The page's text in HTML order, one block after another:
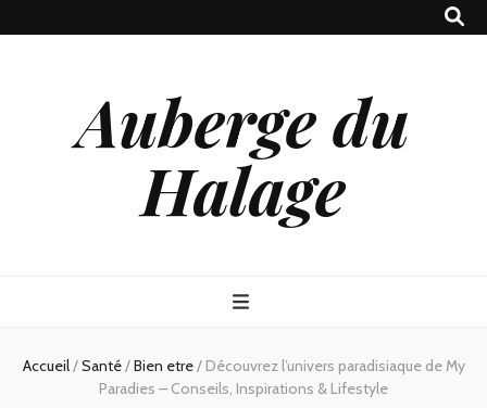
Auberge du
Halage
Accueil/Santé/Bien etre/ Découvrez l’univers paradisiaque de My
Paradies – Conseils, Inspirations & Lifestyle